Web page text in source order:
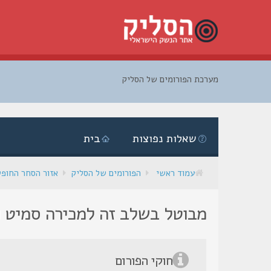
מערכת הפורומים של הסליק
בית שאלות נפוצות
עמוד ראשי הפורומים של הסליק אזור הסחר
מבוטל בשלב זה למכירה סמיט ווסון
חוקי הפורום